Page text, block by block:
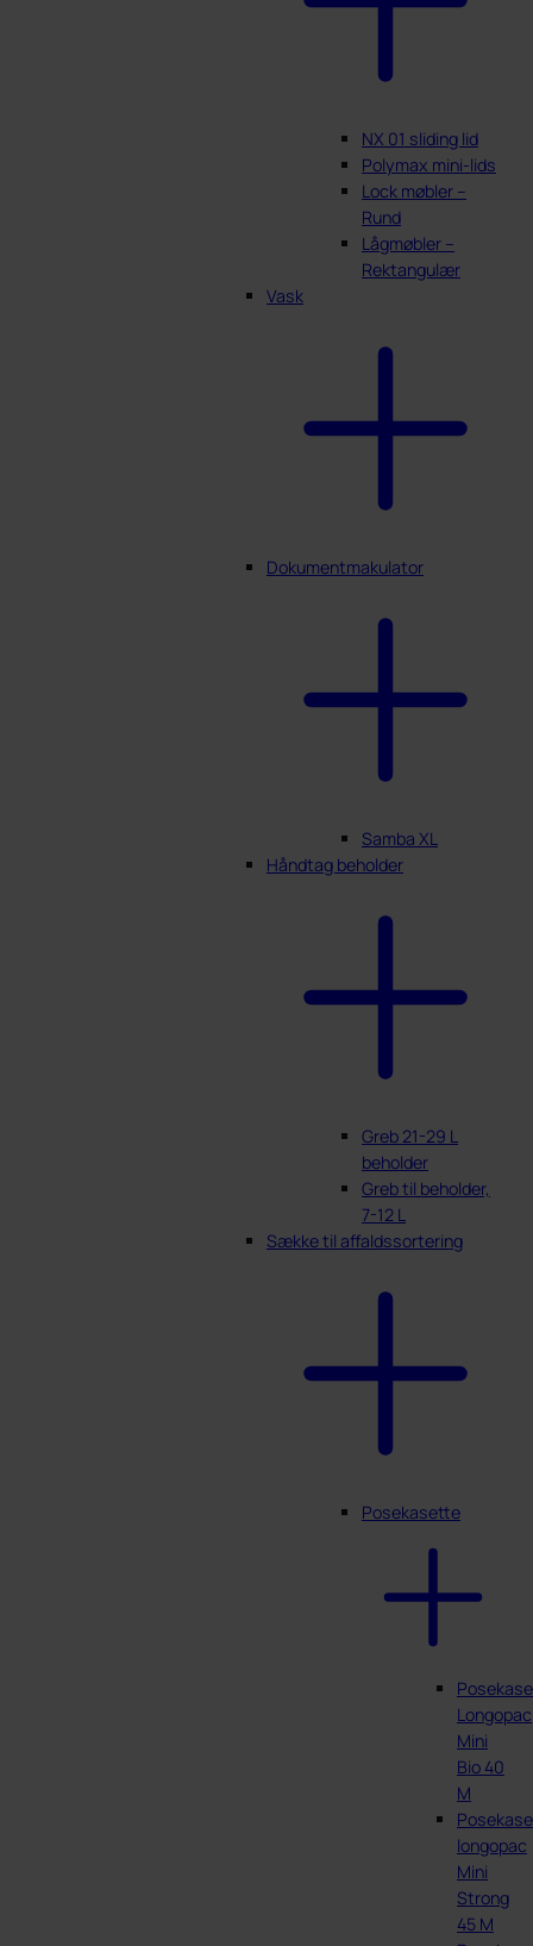
NX 01 sliding lid
Polymax mini-lids
Lock møbler –
Rund
Lågmøbler –
Rektangulær
Vask
Dokumentmakulator
Samba XL
Håndtag beholder
Greb 21-29 L
beholder
Greb til beholder,
7-12 L
Sække til affaldssortering
Posekasette
Longopac
Mini
Bio 40
M
longopac
Mini
Strong
45 M